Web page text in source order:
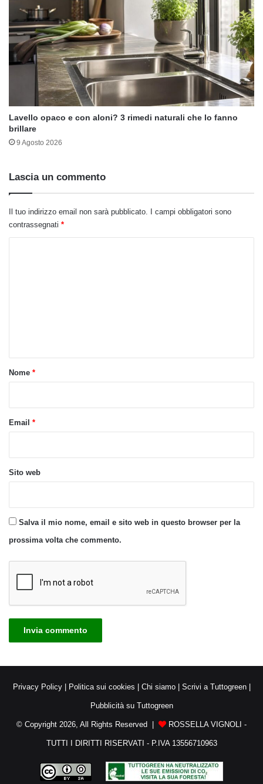
Lavello opaco e con aloni? 3 rimedi naturali che lo fanno
brillare
9 Agosto 2026
Lascia un commento
Il tuo indirizzo email non sarà pubblicato.
I campi obbligatori sono
contrassegnati *
oNome *
Email *
Sito web
Salva il mio nome, email e sito web in questo browser per la
prossima volta che commento.
Privacy Policy| Politica sui cookies Chi siamo| Scrivi a Tuttogreen|
Pubblicità su Tuttogreen
© Copyright 2026, All Rights Reserved | ROSSELLA VIGNOLI -
TUTTI I DIRITTI RISERVATI - P.IVA 13556710963